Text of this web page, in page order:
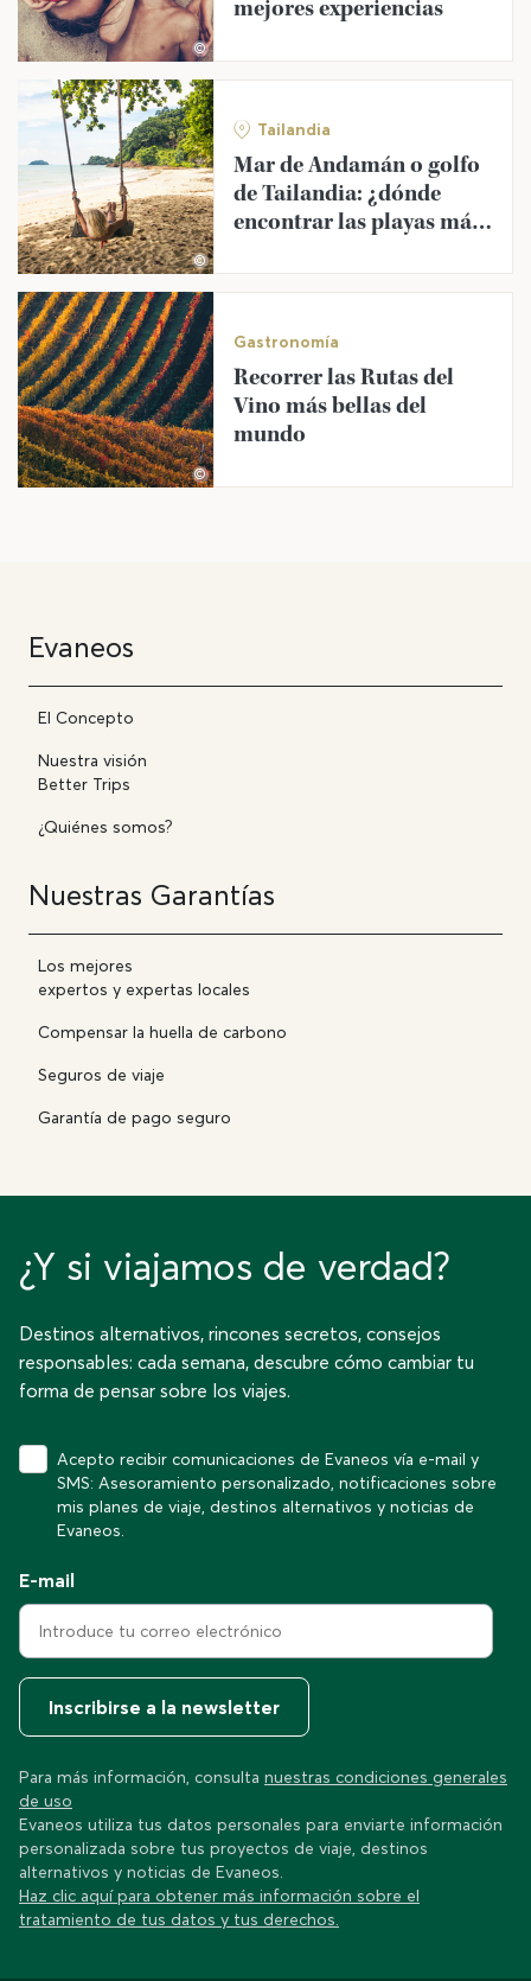
©
mejores experiencias
©
Tailandia
Mar de Andamán o golfo
de Tailandia: ¿dónde
encontrar las playas más
©
Gastronomía
Recorrer las Rutas del
Vino más bellas del
mundo
Evaneos
El Concepto
Nuestra visión
Better Trips
¿Quiénes somos?
Nuestras Garantías
Los mejores
expertos y expertas locales
Compensar la huella de carbono
Seguros de viaje
Garantía de pago seguro
¿Y si viajamos de verdad?
Destinos alternativos, rincones secretos, consejos
responsables: cada semana, descubre cómo cambiar tu
forma de pensar sobre los viajes.
Acepto recibir comunicaciones de Evaneos vía e-mail y
SMS: Asesoramiento personalizado, notificaciones sobre
mis planes de viaje, destinos alternativos y noticias de
Evaneos.
E-mail
Inscribirse a la newsletter
Para más información, consulta nuestras condiciones generales
de uso
Evaneos utiliza tus datos personales para enviarte información
personalizada sobre tus proyectos de viaje, destinos
alternativos y noticias de Evaneos.
Haz clic aquí para obtener más información sobre el
tratamiento de tus datos y tus derechos.